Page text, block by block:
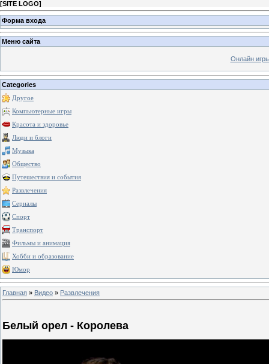
[SITE LOGO]
Форма входа
Меню сайта
Онлайн
Categories
Другое
Компьютерные игры
Красота и здоровье
Люди и блоги
Музыка
Общество
Путешествия и события
Развлечения
Сериалы
Спорт
Транспорт
Фильмы и анимация
Хобби и образование
Юмор
Главная » Видео » Развлечения
Белый орел - Королева